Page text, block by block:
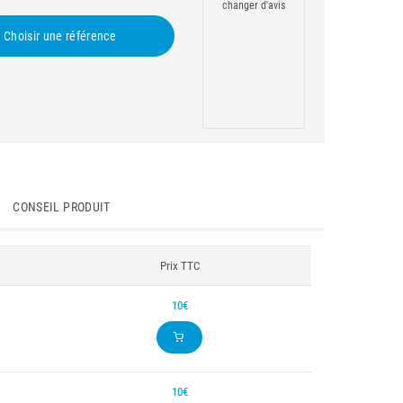
Choisir une référence
changer d'avis
CONSEIL PRODUIT
Prix TTC
10€
10€